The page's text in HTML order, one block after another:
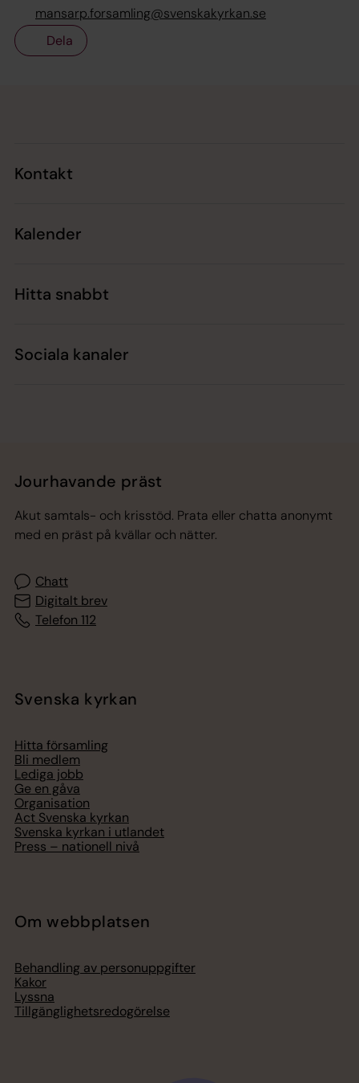
mansarp.forsamling@svenskakyrkan.se
Dela
Kontakt
Kalender
Hitta snabbt
Sociala kanaler
Jourhavande präst
Akut samtals- och krisstöd. Prata eller chatta anonymt
med en präst på kvällar och nätter.
Chatt
Digitalt brev
Telefon 112
Svenska kyrkan
Hitta församling
Bli medlem
Lediga jobb
Ge en gåva
Organisation
Act Svenska kyrkan
Svenska kyrkan i utlandet
Press – nationell nivå
Om webbplatsen
Behandling av personuppgifter
Kakor
Lyssna
Tillgänglighetsredogörelse